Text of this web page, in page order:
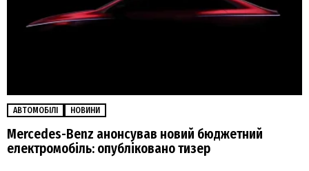
АВТОМОБІЛІ НОВИНИ
Mercedes-Benz анонсував новий бюджетний
електромобіль: опубліковано тизер